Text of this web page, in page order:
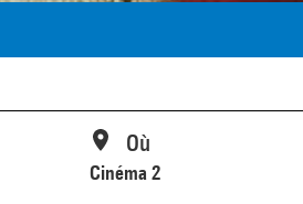
Où
Cinéma 2